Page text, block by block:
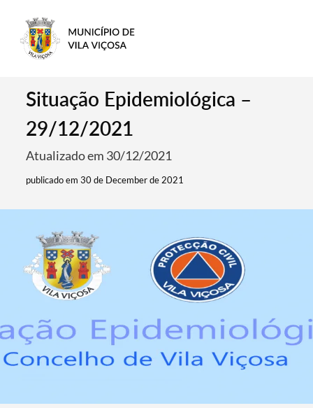
Situação Epidemiológica –
29/12/2021
Atualizado em 30/12/2021
publicado em 30 de December de 2021